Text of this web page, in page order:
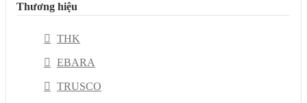
Thương hiệu
THK
EBARA
TRUSCO